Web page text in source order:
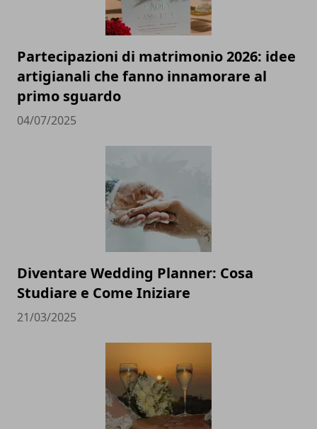
Partecipazioni di matrimonio 2026: idee
artigianali che fanno innamorare al
primo sguardo
04/07/2025
Diventare Wedding Planner: Cosa
Studiare e Come Iniziare
21/03/2025